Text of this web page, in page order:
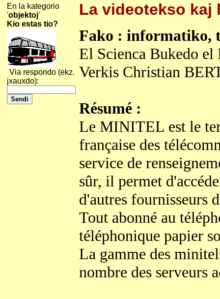
En la kategorio
'objektoj'
Kio estas tio?
Via respondo (ekz.
jxauxdo):
La videotekso kaj
Fako : informatiko,
El Scienca Bukedo el
Verkis Christian
Résumé :
Le MINITEL est le
française des
service de
sûr, il permet
d'autres fournisseurs
Tout abonné au
téléphonique papier
La gamme des
nombre des serveurs